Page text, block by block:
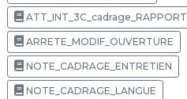
ATT_INT_3C_cadrage_RAPPORT
ARRETE_MODIF_OUVERTURE
NOTE_CADRAGE_ENTRETIEN
NOTE_CADRAGE_LANGUE